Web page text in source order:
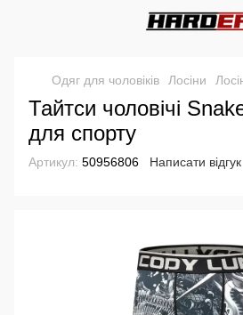
Одяг для чоловіків Лосіни
Тайтси чоловічі
для спорту
Артикул: 50956806 Написати відгук